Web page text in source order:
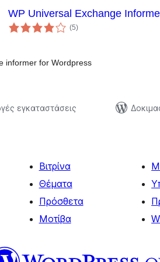
WP Universal Exchange
(5αξιολογήσεις
σύνολο
)
informer for Wordpress
εγκαταστάσεις
Βιτρίνα
Θέματα
Πρόσθετα
Μοτίβα